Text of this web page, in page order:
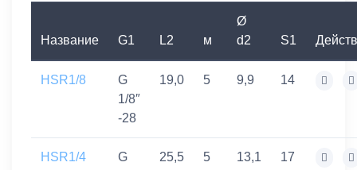
Название G1 L2 м
Ø
d2
S1
HSR1/8
G
1/8″
-28
19,0 5 9,9 14
HSR1/4
G
25,5 5 13,1 17